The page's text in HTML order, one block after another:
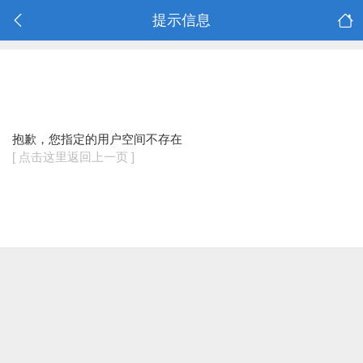
提示信息
抱歉，您指定的用户空间不存在
[ 点击这里返回上一页 ]